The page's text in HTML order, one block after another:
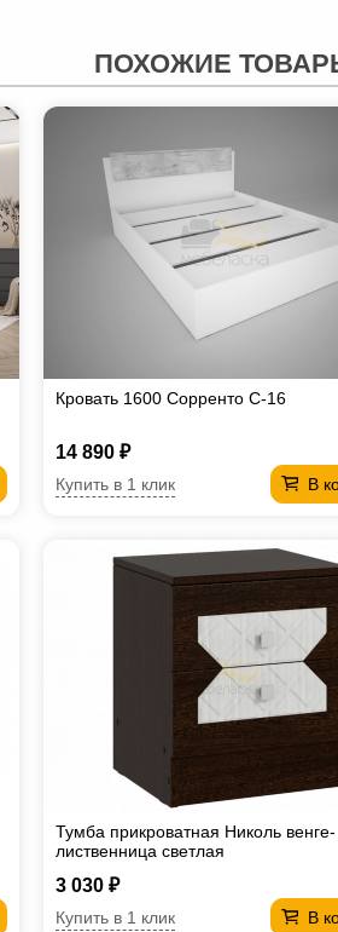
ПОХОЖИЕ
Кровать 1600 Сорренто С-16
14 890 ₽
В
Купить в 1 клик
Тумба прикроватная Николь венге-
лиственница светлая
3 030 ₽
В
Купить в 1 клик